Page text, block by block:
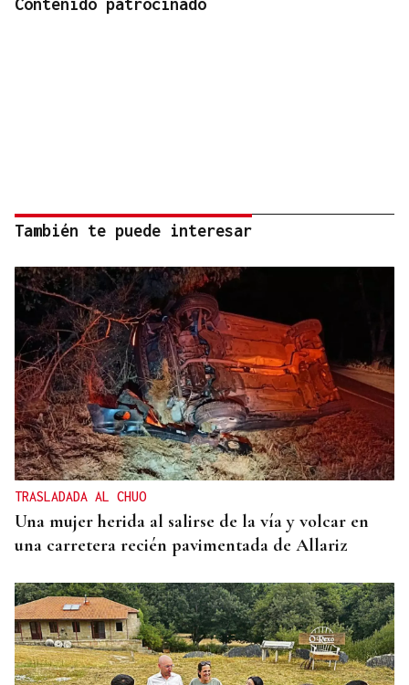
Contenido patrocinado
También te puede interesar
TRASLADADA AL CHUO
Una mujer herida al salirse de la vía y volcar en
una carretera recién pavimentada de Allariz